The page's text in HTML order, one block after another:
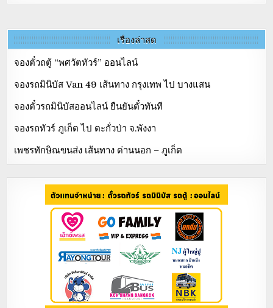
เรื่องล่าสุด
จองตั๋วถตู้ “พศวัตทัวร์” ออนไลน์
จองรถมินิบัส Van 49 เส้นทาง กรุงเทพ ไป บางแสน
จองตั๋วรถมินิบัสออนไลน์ ยืนยันตั๋วทันที
จองรถทัวร์ ภูเก็ต ไป ตะกั่วป่า จ.พังงา
เพชรทักษิณขนส่ง เส้นทาง ด่านนอก – ภูเก็ต